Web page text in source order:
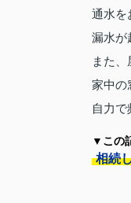
通水を
漏水が
また
家中の
自力で
▼この
相続